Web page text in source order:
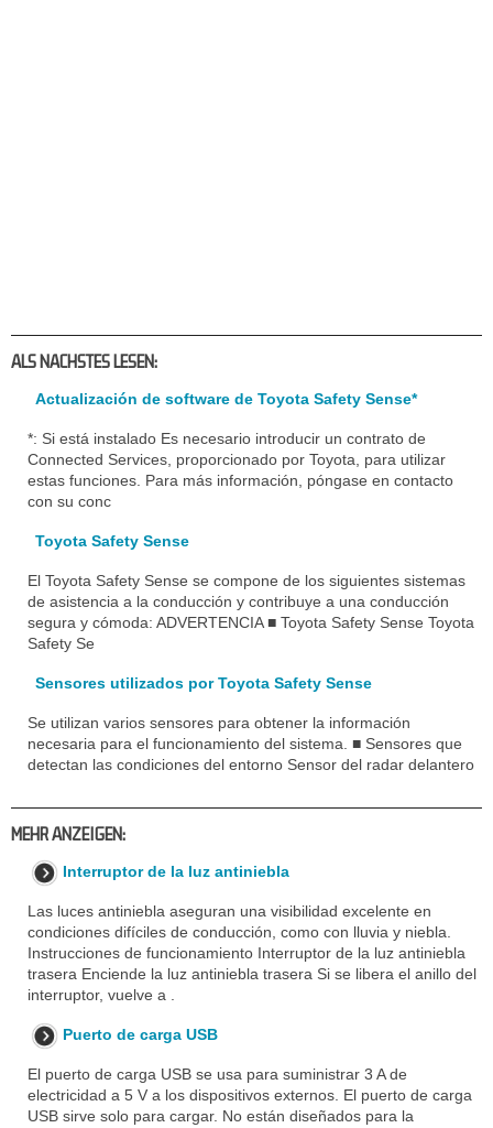
ALS NACHSTES LESEN:
Actualización de software de Toyota Safety Sense*
*: Si está instalado Es necesario introducir un contrato de
Connected Services, proporcionado por Toyota, para utilizar
estas funciones. Para más información, póngase en contacto
con su conc
Toyota Safety Sense
El Toyota Safety Sense se compone de los siguientes sistemas
de asistencia a la conducción y contribuye a una conducción
segura y cómoda: ADVERTENCIA ■ Toyota Safety Sense Toyota
Safety Se
Sensores utilizados por Toyota Safety Sense
Se utilizan varios sensores para obtener la información
necesaria para el funcionamiento del sistema. ■ Sensores que
detectan las condiciones del entorno Sensor del radar delantero
MEHR ANZEIGEN:
Interruptor de la luz antiniebla
Las luces antiniebla aseguran una visibilidad excelente en
condiciones difíciles de conducción, como con lluvia y niebla.
Instrucciones de funcionamiento Interruptor de la luz antiniebla
trasera Enciende la luz antiniebla trasera Si se libera el anillo del
interruptor, vuelve a .
Puerto de carga USB
El puerto de carga USB se usa para suministrar 3 A de
electricidad a 5 V a los dispositivos externos. El puerto de carga
USB sirve solo para cargar. No están diseñados para la